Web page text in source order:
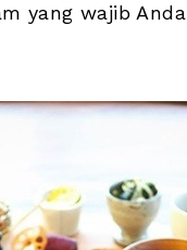
yang wajib Anda